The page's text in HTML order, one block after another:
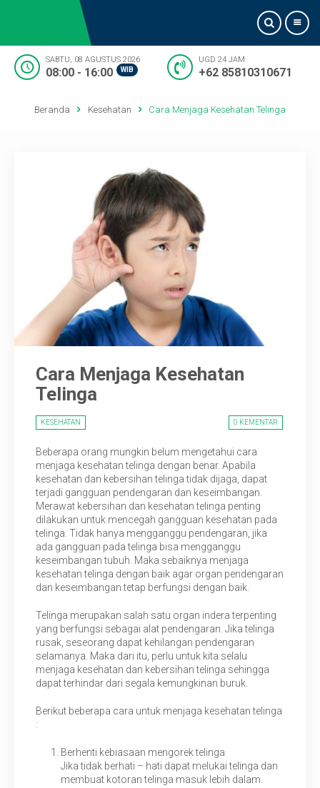
Kontak Kami
SABTU, 08 AGUSTUS 2026
08:00 - 16:00 WIB
UGD 24 JAM
+62 85810310671
Beranda Kesehatan Cara Menjaga Kesehatan Telinga
Cara Menjaga Kesehatan
Telinga
KESEHATAN 0 KEMENTAR
Beberapa orang mungkin belum mengetahui cara
menjaga kesehatan telinga dengan benar. Apabila
kesehatan dan kebersihan telinga tidak dijaga, dapat
terjadi gangguan pendengaran dan keseimbangan.
Merawat kebersihan dan kesehatan telinga penting
dilakukan untuk mencegah gangguan kesehatan pada
telinga. Tidak hanya mengganggu pendengaran, jika
ada gangguan pada telinga bisa mengganggu
keseimbangan tubuh. Maka sebaiknya menjaga
kesehatan telinga dengan baik agar organ pendengaran
dan keseimbangan tetap berfungsi dengan baik.
Telinga merupakan salah satu organ indera terpenting
yang berfungsi sebagai alat pendengaran. Jika telinga
rusak, seseorang dapat kehilangan pendengaran
selamanya. Maka dari itu, perlu untuk kita selalu
menjaga kesehatan dan kebersihan telinga sehingga
dapat terhindar dari segala kemungkinan buruk.
Berikut beberapa cara untuk menjaga kesehatan telinga
:
Berhenti kebiasaan mengorek telinga
Jika tidak berhati – hati dapat melukai telinga dan
membuat kotoran telinga masuk lebih dalam.